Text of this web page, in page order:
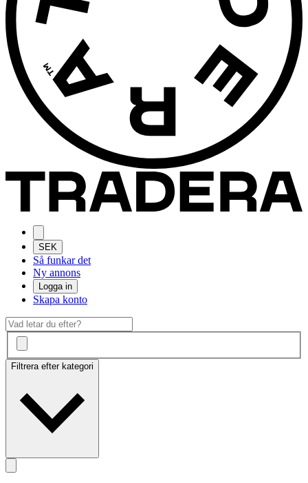
SEK
Så funkar det
Ny annons
Logga in
Skapa konto
Filtrera efter kategori